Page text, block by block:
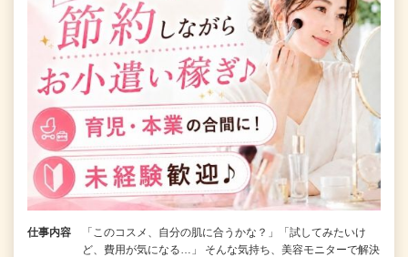
仕事内容
「このコスメ、自分の肌に合うかな？」「試してみたいけ
ど、費用が気になる…」 そんな気持ち、美容モニターで解決